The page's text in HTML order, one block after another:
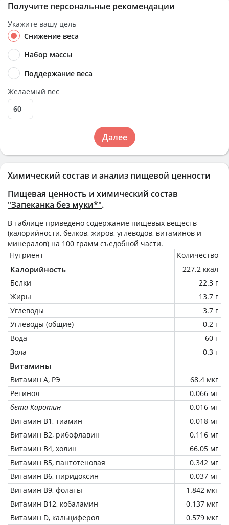
Химический состав и анализ пищевой ценности
Пищевая ценность и химический состав
"Запеканка без муки*".
В таблице приведено содержание пищевых веществ
(калорийности, белков, жиров, углеводов, витаминов и
минералов) на 100 грамм съедобной части.
Нутриент
Количество
Калорийность
227.2 ккал
Белки
22.3 г
Жиры
13.7 г
Углеводы
3.7 г
Углеводы (общие)
0.2 г
Вода
60 г
Зола
0.3 г
Витамины
Витамин А, РЭ
68.4 мкг
Ретинол
0.066 мг
бета Каротин
0.016 мг
Витамин В1, тиамин
0.018 мг
Витамин В2, рибофлавин
0.116 мг
Витамин В4, холин
66.05 мг
Витамин В5, пантотеновая
0.342 мг
Витамин В6, пиридоксин
0.037 мг
Витамин В9, фолаты
1.842 мкг
Витамин В12, кобаламин
0.137 мкг
Витамин D, кальциферол
0.579 мкг
Получите персональные рекомендации
Укажите вашу цель
Снижение веса
Набор массы
Поддержание веса
Желаемый вес
Далее